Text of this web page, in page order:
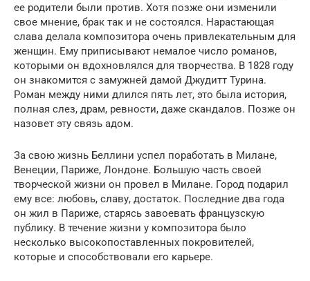
ее родители были против. Хотя позже они изменили
свое мнение, брак так и не состоялся. Нарастающая
слава делала композитора очень привлекательным для
женщин. Ему приписывают немалое число романов,
которыми он вдохновлялся для творчества. В 1828 году
он знакомится с замужней дамой Джудитт Турина.
Роман между ними длился пять лет, это была история,
полная слез, драм, ревности, даже скандалов. Позже он
назовет эту связь адом.
За свою жизнь Беллини успел поработать в Милане,
Венеции, Париже, Лондоне. Большую часть своей
творческой жизни он провел в Милане. Город подарил
ему все: любовь, славу, достаток. Последние два года
он жил в Париже, старясь завоевать французскую
публику. В течение жизни у композитора было
несколько высокопоставленных покровителей,
которые и способствовали его карьере.